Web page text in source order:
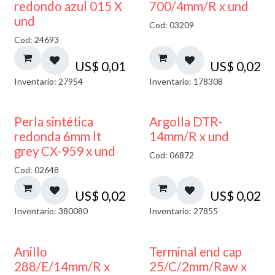
40% DESCUENTO
redondo azul 015 X
und
Cod: 24693
US$ 0,01
Inventario: 27954
700/4mm/R x und
Cod: 03209
US$ 0,02
Inventario: 178308
Perla sintética
redonda 6mm lt
grey CX-959 x und
Cod: 02648
US$ 0,02
Inventario: 380080
Argolla DTR-
14mm/R x und
Cod: 06872
US$ 0,02
Inventario: 27855
Anillo
288/E/14mm/R x
Terminal end cap
25/C/2mm/Raw x